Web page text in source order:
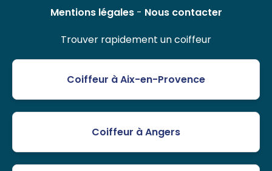
Mentions légales- Nous contacter
Trouver rapidement un coiffeur
Coiffeur à Aix-en-Provence
Coiffeur à Angers